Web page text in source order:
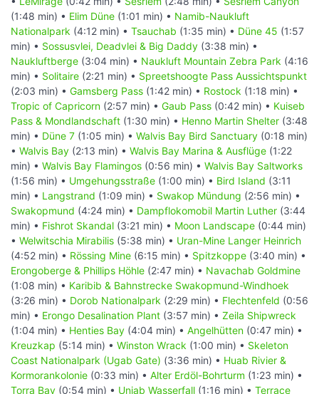
(1:48 min) • Elim Düne (1:01 min) • Namib-Naukluft
Nationalpark (4:12 min) • Tsauchab (1:35 min) • Düne 45 (1:57
min) • Sossusvlei, Deadvlei & Big Daddy (3:38 min) •
Naukluftberge (3:04 min) • Naukluft Mountain Zebra Park (4:16
min) • Solitaire (2:21 min) • Spreetshoogte Pass Aussichtspunkt
(2:03 min) • Gamsberg Pass (1:42 min) • Rostock (1:18 min) •
Tropic of Capricorn (2:57 min) • Gaub Pass (0:42 min) • Kuiseb
Pass & Mondlandschaft (1:30 min) • Henno Martin Shelter (3:48
min) • Düne 7 (1:05 min) • Walvis Bay Bird Sanctuary (0:18 min)
• Walvis Bay (2:13 min) • Walvis Bay Marina & Ausflüge (1:22
min) • Walvis Bay Flamingos (0:56 min) • Walvis Bay Saltworks
(1:56 min) • Umgehungsstraße (1:00 min) • Bird Island (3:11
min) • Langstrand (1:09 min) • Swakop Mündung (2:56 min) •
Swakopmund (4:24 min) • Dampflokomobil Martin Luther (3:44
min) • Fishrot Skandal (3:21 min) • Moon Landscape (0:44 min)
• Welwitschia Mirabilis (5:38 min) • Uran-Mine Langer Heinrich
(4:52 min) • Rössing Mine (6:15 min) • Spitzkoppe (3:40 min) •
Erongoberge & Phillips Höhle (2:47 min) • Navachab Goldmine
(1:08 min) • Karibib & Bahnstrecke Swakopmund-Windhoek
(3:26 min) • Dorob Nationalpark (2:29 min) • Flechtenfeld (0:56
min) • Erongo Desalination Plant (3:57 min) • Zeila Shipwreck
(1:04 min) • Henties Bay (4:04 min) • Angelhütten (0:47 min) •
Kreuzkap (5:14 min) • Winston Wrack (1:00 min) • Skeleton
Coast Nationalpark (Ugab Gate) (3:36 min) • Huab Rivier &
Kormorankolonie (0:33 min) • Alter Erdöl-Bohrturm (1:23 min) •
Torra Bay (0:54 min) • Uniab Wasserfall (1:16 min) • Terrace